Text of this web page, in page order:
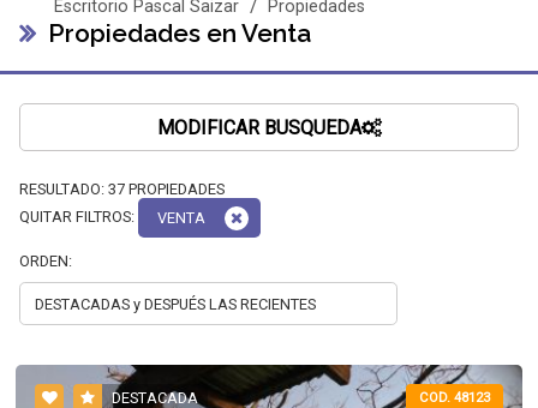
Escritorio Pascal Saizar / Propiedades
Propiedades en Venta
MODIFICAR BUSQUEDA
RESULTADO: 37 PROPIEDADES
QUITAR FILTROS:
VENTA
ORDEN:
DESTACADA COD. 48123